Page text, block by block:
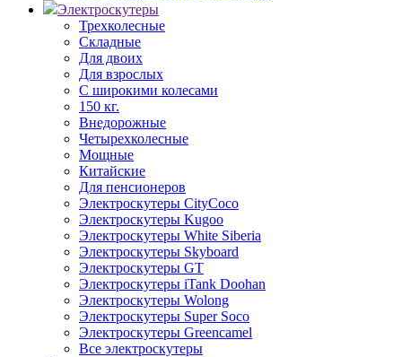
Электроскутеры
Трехколесные
Складные
Для двоих
Для взрослых
С широкими колесами
150 кг.
Внедорожные
Четырехколесные
Мощные
Китайские
Для пенсионеров
Электроскутеры CityCoco
Электроскутеры Kugoo
Электроскутеры White Siberia
Электроскутеры Skyboard
Электроскутеры GT
Электроскутеры iTank Doohan
Электроскутеры Wolong
Электроскутеры Super Soco
Электроскутеры Greencamel
Все электроскутеры